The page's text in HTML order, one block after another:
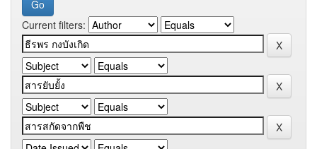
Current filters: